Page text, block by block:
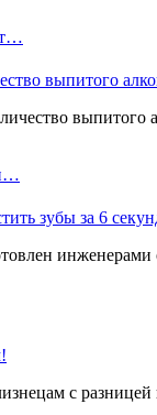
выпитого
инженерами
с разницей